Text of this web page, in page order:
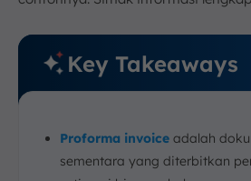
Bagaimana Contoh Proforma
Akuntansi ScaleOcean
Kesimpulan
Key Takeaways
Proforma invoice adalah
sementara yang diterbitkan